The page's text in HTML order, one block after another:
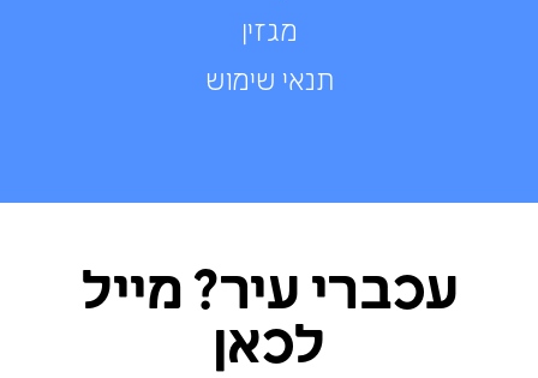
מגזין
תנאי שימוש
עכברי עיר? מייל
לכאן